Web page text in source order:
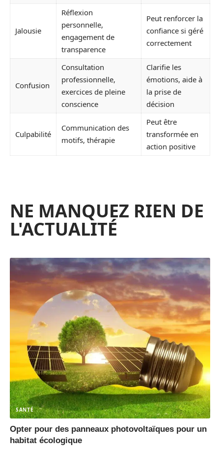
Jalousie
Réflexion
personnelle,
engagement de
transparence
Peut renforcer la
confiance si géré
correctement
Confusion
Consultation
professionnelle,
exercices de pleine
conscience
Clarifie les
émotions, aide à
la prise de
décision
Culpabilité
Communication des
motifs, thérapie
Peut être
transformée en
action positive
NE MANQUEZ RIEN DE
L'ACTUALITÉ
SANTÉ
Opter pour des panneaux photovoltaïques pour un
habitat écologique